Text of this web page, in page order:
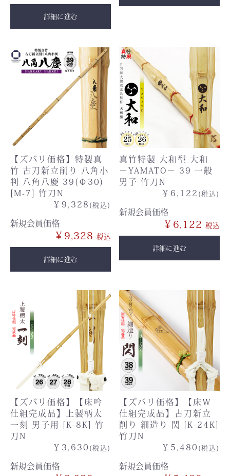
詳細に進む
【ズバリ価格】特製真
竹 古刀新立削り 八角小
判 八角八慶 39(Φ30)
[M-7] 竹刀N
￥9,328 (税込)
新規会員価格
￥9,328
詳細に進む
真竹特製 大和型 大和
－YAMATO－ 39 一般
男子 竹刀N
￥6,122 (税込)
新規会員価格
￥6,122
詳細に進む
【ズバリ価格】【床吟
仕組完成品】上製柄太
一刻 男子用 [K-8K] 竹
刀N
￥3,630 (税込)
新規会員価格
【ズバリ価格】【床Ｗ
仕組完成品】古刀新立
削り 細造り 閃 [K-24K]
竹刀N
￥5,480 (税込)
新規会員価格